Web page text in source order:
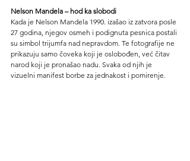
Nelson Mandela – hod ka slobodi
Kada je Nelson Mandela 1990. izašao iz zatvora posle
27 godina, njegov osmeh i podignuta pesnica postali
su simbol trijumfa nad nepravdom. Te fotografije ne
prikazuju samo čoveka koji je oslobođen, već čitav
narod koji je pronašao nadu. Svaka od njih je
vizuelni manifest borbe za jednakost i pomirenje.